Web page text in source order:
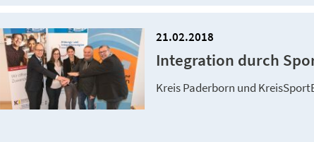
21.02.2018
Integration durch
Kreis Paderborn und